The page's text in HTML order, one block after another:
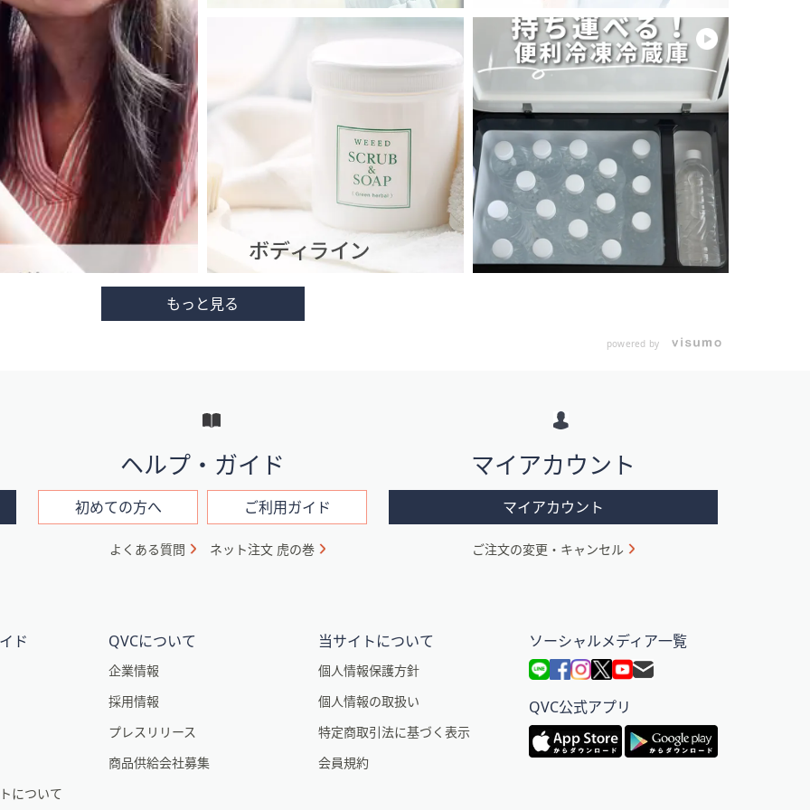
powered by
ヘルプ・ガイド
初めての方へ ご利用ガイド
よくある質問 ネット注文 虎の巻
マイアカウント
マイアカウント
ご注文の変更・キャンセル
ド
について
QVCについて
企業情報
採用情報
プレスリリース
商品供給会社募集
当サイトについて
個人情報保護方針
個人情報の取扱い
特定商取引法に基づく表示
会員規約
ソーシャルメディア一覧
QVC公式アプリ